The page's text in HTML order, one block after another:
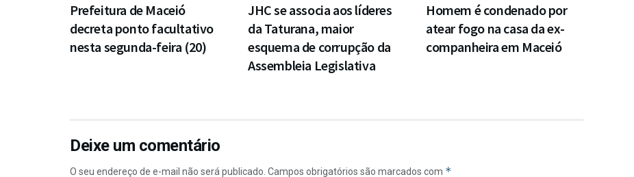
Prefeitura de Maceió
decreta ponto facultativo
nesta segunda-feira (20)
JHC se associa aos líderes
da Taturana, maior
esquema de corrupção da
Assembleia Legislativa
Homem é condenado por
atear fogo na casa da ex-
companheira em Maceió
Deixe um comentário
O seu endereço de e-mail não será publicado. Campos obrigatórios são marcados com *